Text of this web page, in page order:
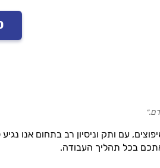
עם ותק וניסיון רב בתחום אנו
אתכם בכל תהליך העבודה.